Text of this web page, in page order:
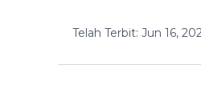
Telah Terbit: Jun 16,